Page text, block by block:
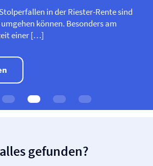
in der Riester-Rente sind
können. Besonders am
einer […]
gefunden?